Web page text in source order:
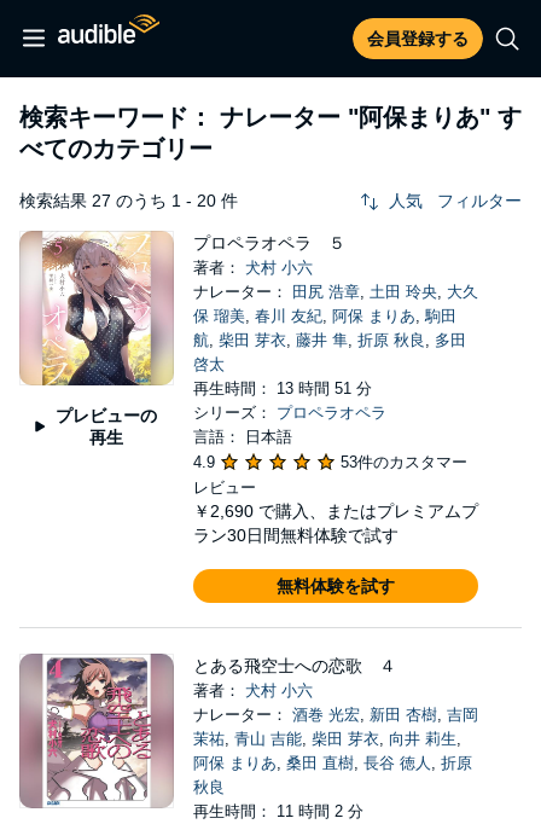
会員登録する
検索キーワード： ナレーター "阿保まりあ" す
べてのカテゴリー
検索結果 27 のうち 1 - 20 件 人気 フィルター
プレビューの
再生
プロペラオペラ ５
著者： 犬村 小六
ナレーター：
田尻 浩章, 土田 玲央, 大久
保 瑠美, 春川 友紀, 阿保 まりあ,駒田
航, 柴田 芽衣, 藤井 隼, 折原 秋良 , 多田
啓太
再生時間： 13 時間 51 分
シリーズ： プロペラオペラ
言語： 日本語
4.9
53件のカスタマー
レビュー
￥2,690 で購入、またはプレミアムプ
ラン30日間無料体験で試す
無料体験を試す
とある飛空士への恋歌 ４
著者： 犬村 小六
ナレーター： 酒巻 光宏, 新田 杏樹, 吉岡
茉祐, 青山 吉能, 柴田 芽衣, 向井 莉生,
阿保 まりあ, 桑田 直樹, 長谷 徳人 , 折原
秋良
再生時間： 11 時間 2 分